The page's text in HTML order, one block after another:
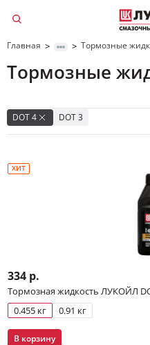
Да, верно
Главная > > Тормозные
Тормозные
DOT 4 DOT 3
ХИТ
334 р.
Тормозная жидкость ЛУКОЙЛ
0.455 кг
0.91 кг
В корзину